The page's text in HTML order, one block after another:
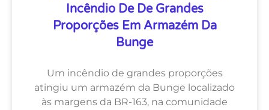
Incêndio De De Grandes
Proporções Em Armazém Da
Bunge
Um incêndio de grandes proporções
atingiu um armazém da Bunge localizado
às margens da BR-163, na comunidade